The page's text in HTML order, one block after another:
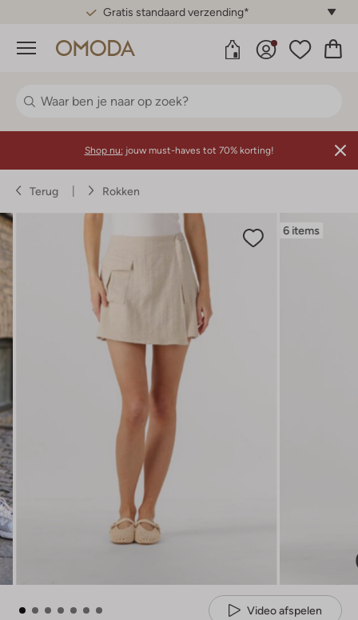
Gratis standaard verzending*
Menu
Shop nu: jouw must-haves tot 70% korting!
Terug Rokken
6 items
Video afspelen